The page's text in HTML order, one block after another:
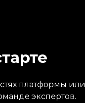
платформы или
экспертов.